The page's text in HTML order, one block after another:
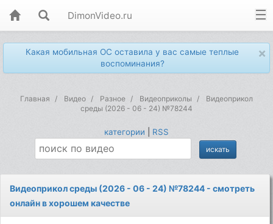
DimonVideo.ru
×
Какая мобильная ОС оставила у вас самые теплые
воспоминания?
Главная Видео Разное Видеоприколы
Видеоприкол
среды (2026 - 06 - 24) №78244
категории RSS
Видеоприкол среды (2026 - 06 - 24) №78244 - смотреть
онлайн в хорошем качестве